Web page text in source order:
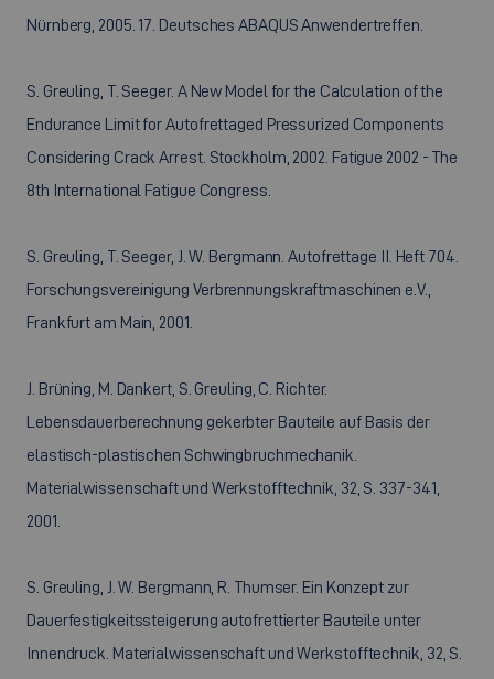
Nürnberg, 2005. 17. Deutsches ABAQUS Anwendertreffen.
S. Greuling, T. Seeger. A New Model for the Calculation of the
Endurance Limit for Autofrettaged Pressurized Components
Considering Crack Arrest. Stockholm, 2002. Fatigue 2002 - The
8th International Fatigue Congress.
S. Greuling, T. Seeger, J. W. Bergmann. Autofrettage II. Heft 704.
Forschungsvereinigung Verbrennungskraftmaschinen e.V.,
Frankfurt am Main, 2001.
J. Brüning, M. Dankert, S. Greuling, C. Richter.
Lebensdauerberechnung gekerbter Bauteile auf Basis der
elastisch-plastischen Schwingbruchmechanik.
Materialwissenschaft und Werkstofftechnik, 32, S. 337-341,
2001.
S. Greuling, J. W. Bergmann, R. Thumser. Ein Konzept zur
Dauerfestigkeitssteigerung autofrettierter Bauteile unter
Innendruck. Materialwissenschaft und Werkstofftechnik, 32, S.